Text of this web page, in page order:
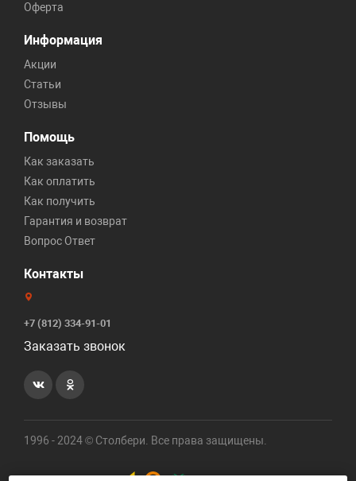
Оферта
Информация
Акции
Статьи
Отзывы
Помощь
Как заказать
Как оплатить
Как получить
Гарантия и возврат
Вопрос Ответ
Контакты
+7 (812) 334-91-01
Заказать звонок
1996 - 2024 © Столбери. Все права защищены.